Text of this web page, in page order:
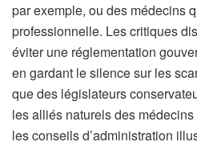
par exemple, ou des médecins
professionnelle. Les critiques
éviter une réglementation
en gardant le silence sur les
que des législateurs
les alliés naturels des
les conseils d’administration